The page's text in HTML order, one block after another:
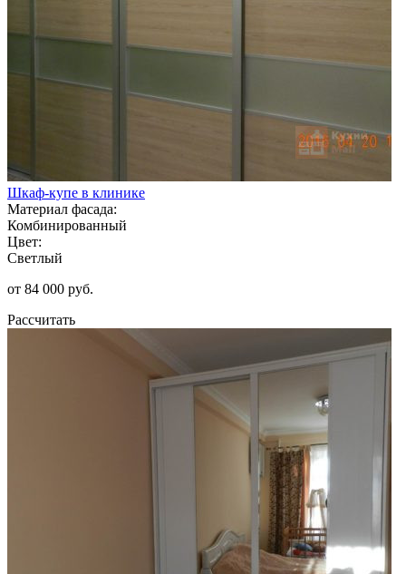
Шкаф-купе в клинике
Материал фасада:
Комбинированный
Цвет:
Светлый
от 84 000 руб.
Рассчитать